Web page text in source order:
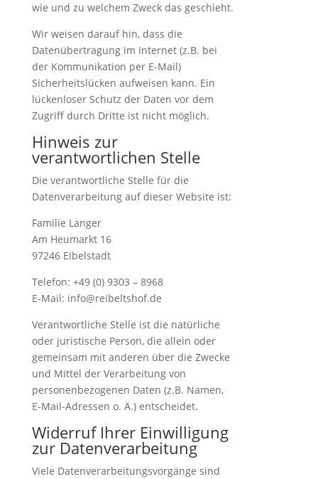
wie und zu welchem Zweck das geschieht.
Wir weisen darauf hin, dass die
Datenübertragung im Internet (z.B. bei
der Kommunikation per E-Mail)
Sicherheitslücken aufweisen kann. Ein
lückenloser Schutz der Daten vor dem
Zugriff durch Dritte ist nicht möglich.
Hinweis zur
verantwortlichen Stelle
Die verantwortliche Stelle für die
Datenverarbeitung auf dieser Website ist:
Familie Langer
Am Heumarkt 16
97246 Eibelstadt
Telefon: +49 (0) 9303 – 8968
E-Mail: info@reibeltshof.de
Verantwortliche Stelle ist die natürliche
oder juristische Person, die allein oder
gemeinsam mit anderen über die Zwecke
und Mittel der Verarbeitung von
personenbezogenen Daten (z.B. Namen,
E-Mail-Adressen o. Ä.) entscheidet.
Widerruf Ihrer Einwilligung
zur Datenverarbeitung
Viele Datenverarbeitungsvorgänge sind